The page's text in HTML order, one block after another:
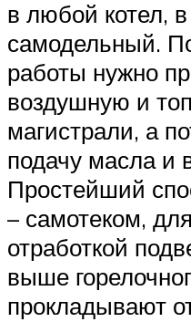
в любой котел,
самодельный.
работы нужно
воздушную и
магистрали, а
подачу масла и
Простейший
– самотеком,
отработкой
выше
прокладывают